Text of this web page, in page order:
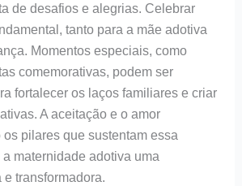
de desafios e alegrias. Celebrar
tanto para a mãe adotiva
Momentos especiais, como
comemorativas, podem ser
fortalecer os laços familiares e criar
A aceitação e o amor
pilares que sustentam essa
maternidade adotiva uma
transformadora.